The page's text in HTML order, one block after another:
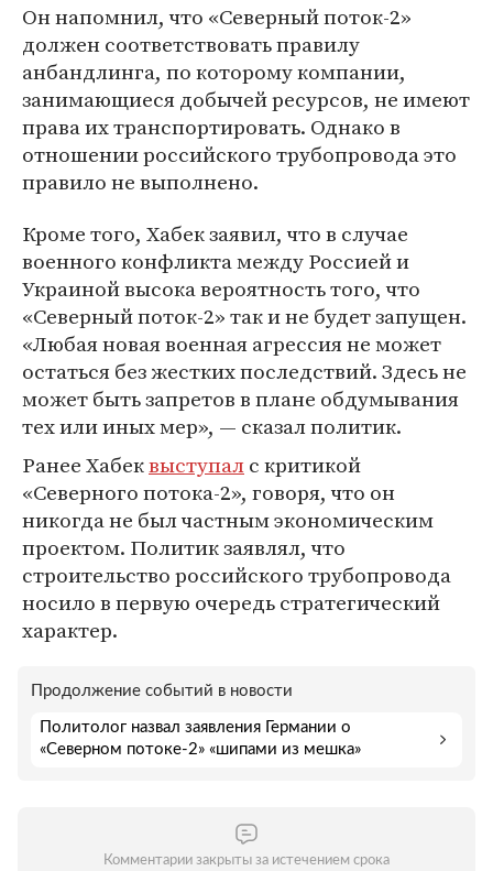
Он напомнил, что «Северный поток-2»
должен соответствовать правилу
анбандлинга, по которому компании,
занимающиеся добычей ресурсов, не имеют
права их транспортировать. Однако в
отношении российского трубопровода это
правило не выполнено.
Кроме того, Хабек заявил, что в случае
военного конфликта между Россией и
Украиной высока вероятность того, что
«Северный поток-2» так и не будет запущен.
«Любая новая военная агрессия не может
остаться без жестких последствий. Здесь не
может быть запретов в плане обдумывания
тех или иных мер», — сказал политик.
Ранее Хабеквыступалс критикой
«Северного потока-2», говоря, что он
никогда не был частным экономическим
проектом. Политик заявлял, что
строительство российского трубопровода
носило в первую очередь стратегический
характер.
Продолжение событий в новости
Политолог назвал заявления Германии о
«Северном потоке-2» «шипами из мешка»
Комментарии закрыты за истечением срока